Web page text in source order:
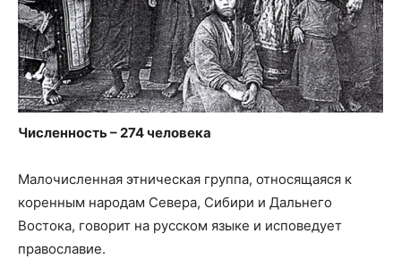
Численность – 274 человека
Малочисленная этническая группа, относящаяся к
коренным народам Севера, Сибири и Дальнего
Востока, говорит на русском языке и исповедует
православие.